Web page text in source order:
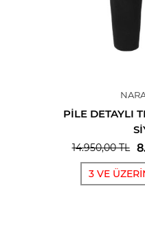
PILE DETAYLI
14.950,00TL
3 VE